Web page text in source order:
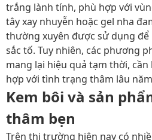
trắng lành tính, phù hợp với
tây xay nhuyễn hoặc gel nha
thường xuyên được sử dụng để
sắc tố. Tuy nhiên, các phương
mang lại hiệu quả tạm thời,
hợp với tình trạng thâm lâu
Kem bôi và sản
thâm bẹn
Trên thị trường hiện nay có